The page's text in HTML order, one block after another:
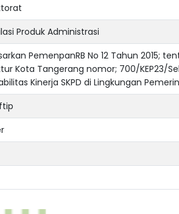
Produk Administrasi
PemenpanRB No 12 Tahun 2015;
Kota Tangerang nomor; 700/KEP23/
Kinerja SKPD di Lingkungan